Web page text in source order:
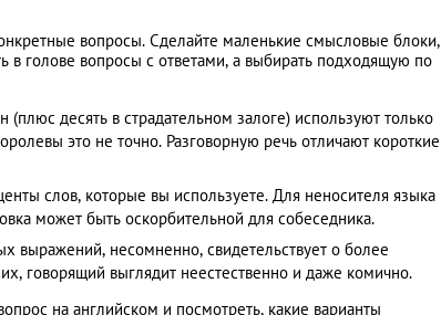
вопросы. Сделайте маленькие смысловые блоки,
в голове вопросы с ответами, а выбирать подходящую по
десять в страдательном залоге) используют только
это не точно. Разговорную речь отличают короткие
слов, которые вы используете. Для неносителя языка
может быть оскорбительной для собеседника.
выражений, несомненно, свидетельствует о более
говорящий выглядит неестественно и даже комично.
на английском и посмотреть, какие варианты